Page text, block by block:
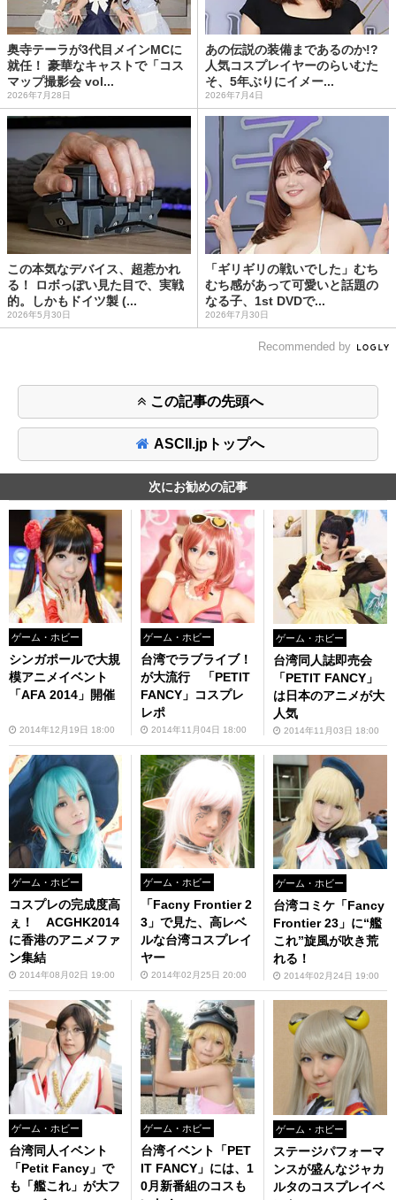
奥寺テーラが3代目メインMCに
就任！ 豪華なキャストで「コス
マップ撮影会 vol...
2026年7月28日
あの伝説の装備まであるのか!?
人気コスプレイヤーのらいむた
そ、5年ぶりにイメー...
2026年7月4日
この本気なデバイス、超惹かれ
る！ ロボっぽい見た目で、実戦
的。しかもドイツ製 (...
2026年5月30日
「ギリギリの戦いでした」むち
むち感があって可愛いと話題の
なる子、1st DVDで...
2026年7月30日
Recommended by
この記事の先頭へ
ASCII.jpトップへ
次にお勧めの記事
ゲーム・ホビー
シンガポールで大規
模アニメイベント
「AFA 2014」開催
2014年12月19日 18:00
ゲーム・ホビー
台湾でラブライブ！
が大流行 「PETIT
FANCY」コスプレ
レポ
2014年11月04日 18:00
ゲーム・ホビー
台湾同人誌即売会
「PETIT FANCY」
は日本のアニメが大
人気
2014年11月03日 18:00
ゲーム・ホビー
コスプレの完成度高
ぇ！ ACGHK2014
に香港のアニメファ
ン集結
2014年08月02日 19:00
ゲーム・ホビー
「Facny Frontier 2
3」で見た、高レベ
ルな台湾コスプレイ
ヤー
2014年02月25日 20:00
ゲーム・ホビー
台湾コミケ「Fancy
Frontier 23」に“艦
これ”旋風が吹き荒
れる！
2014年02月24日 19:00
ゲーム・ホビー
台湾同人イベント
「Petit Fancy」で
も「艦これ」が大フ
ゲーム・ホビー
台湾イベント「PET
IT FANCY」には、1
0月新番組のコスも
ゲーム・ホビー
ステージパフォーマ
ンスが盛んなジャカ
ルタのコスプレイベ